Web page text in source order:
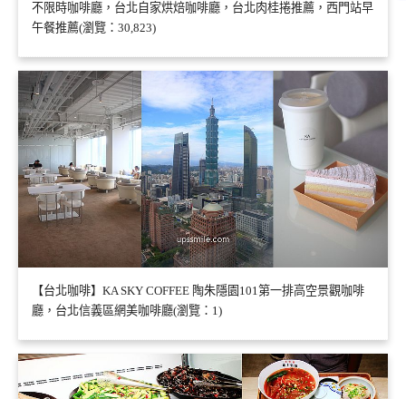
不限時咖啡廳，台北自家烘焙咖啡廳，台北肉桂捲推薦，西門站早
午餐推薦(瀏覽：30,823)
【台北咖啡】KA SKY COFFEE 陶朱隱園101第一排高空景觀咖啡
廳，台北信義區網美咖啡廳(瀏覽：1)